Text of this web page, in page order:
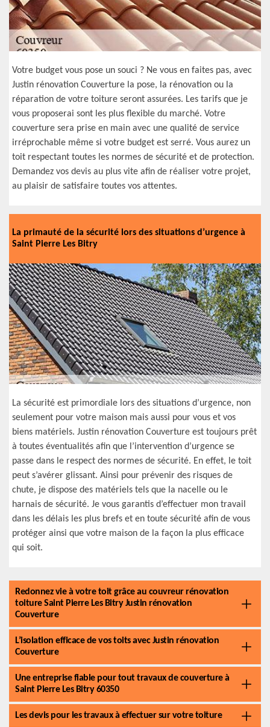
Votre budget vous pose un souci ? Ne vous en faites pas, avec
Justin rénovation Couverture la pose, la rénovation ou la
réparation de votre toiture seront assurées. Les tarifs que je
vous proposerai sont les plus flexible du marché. Votre
couverture sera prise en main avec une qualité de service
irréprochable même si votre budget est serré. Vous aurez un
toit respectant toutes les normes de sécurité et de protection.
Demandez vos devis au plus vite afin de réaliser votre projet,
au plaisir de satisfaire toutes vos attentes.
La primauté de la sécurité lors des situations d’urgence à
Saint Pierre Les Bitry
La sécurité est primordiale lors des situations d’urgence, non
seulement pour votre maison mais aussi pour vous et vos
biens matériels. Justin rénovation Couverture est toujours prêt
à toutes éventualités afin que l’intervention d’urgence se
passe dans le respect des normes de sécurité. En effet, le toit
peut s’avérer glissant. Ainsi pour prévenir des risques de
chute, je dispose des matériels tels que la nacelle ou le
harnais de sécurité. Je vous garantis d’effectuer mon travail
dans les délais les plus brefs et en toute sécurité afin de vous
protéger ainsi que votre maison de la façon la plus efficace
qui soit.
Redonnez vie à votre toit grâce au couvreur rénovation
toiture Saint Pierre Les Bitry Justin rénovation
Couverture
L’isolation efficace de vos toits avec Justin rénovation
Couverture
Une entreprise fiable pour tout travaux de couverture à
Saint Pierre Les Bitry 60350
Les devis pour les travaux à effectuer sur votre toiture